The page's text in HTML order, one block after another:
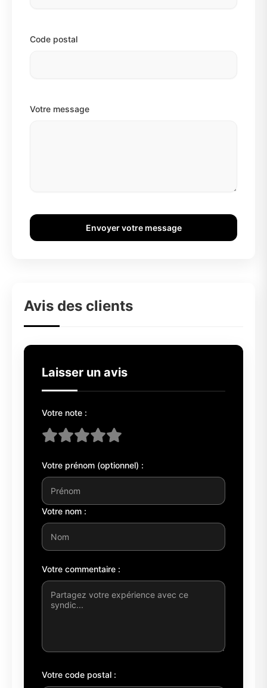
Code postal
Votre message
Envoyer votre message
Avis des clients
Laisser un avis
Votre note :
Votre prénom (optionnel) :
Votre nom :
Votre commentaire :
Votre code postal :